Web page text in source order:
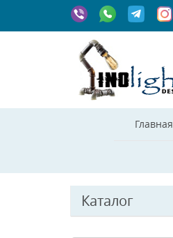
Главная
Каталог